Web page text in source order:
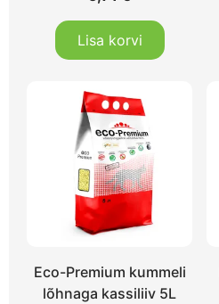
Lisa korvi
Eco-Premium kummeli
lõhnaga kassiliiv 5L